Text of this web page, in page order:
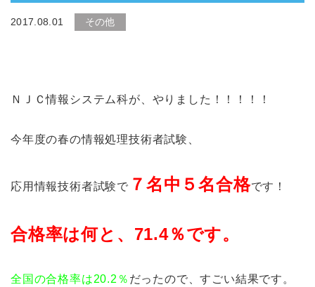
2017.08.01 その他
ＮＪＣ情報システム科が、やりました！！！！！
今年度の春の情報処理技術者試験、
応用情報技術者試験で ７名中５名合格です！
合格率は何と、71.4％です。
全国の合格率は20.2％ だったので、すごい結果です。